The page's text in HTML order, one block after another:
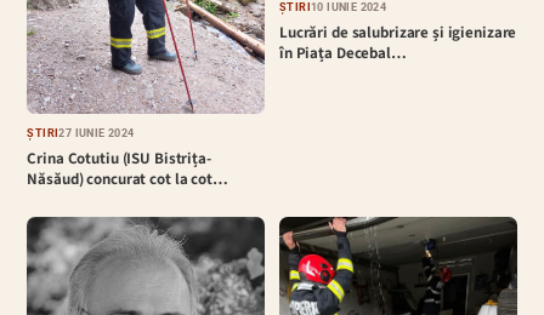
ȘTIRI27 IUNIE 2024
Crina Cotutiu (ISU Bistrița-
Năsăud) concurat cot la cot…
ȘTIRI10 IUNIE 2024
Lucrări de salubrizare și igienizare
în Piața Decebal…